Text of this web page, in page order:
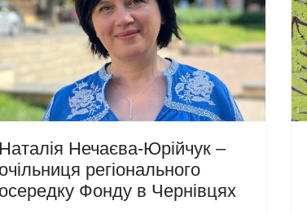
Наталія Нечаєва-Юрійчук –
очільниця регіонального
осередку Фонду в Чернівцях